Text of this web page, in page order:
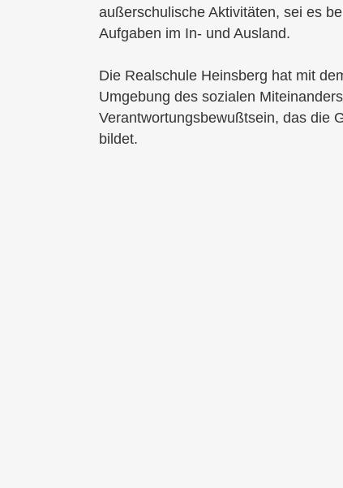
außerschulische Aktivitäten, sei es
Aufgaben im In- und Ausland.
Die Realschule Heinsberg hat mit
Umgebung des sozialen
Verantwortungsbewußtsein, das die
bildet.